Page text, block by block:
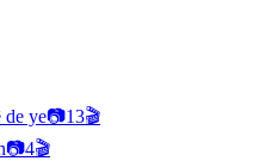
de ye📷13🎬
📷4🎬